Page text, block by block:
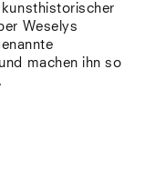
Weselys
machen ihn so